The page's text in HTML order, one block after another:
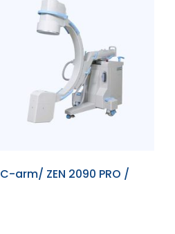
C-arm/ ZEN 2090 PRO /